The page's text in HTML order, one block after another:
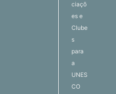
ciaçõ
es e
Clube
s
para
a
UNES
CO